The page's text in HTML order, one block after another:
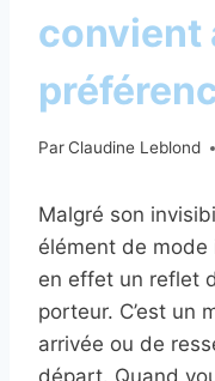
convient
ParClaudine Leblond
Malgré son
élément de
en effet un reflet
porteur. C’est un
arrivée ou de